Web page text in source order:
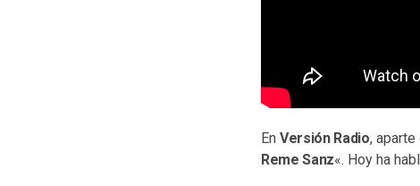
En Versión Radio,
Reme Sanz«. Hoy ha